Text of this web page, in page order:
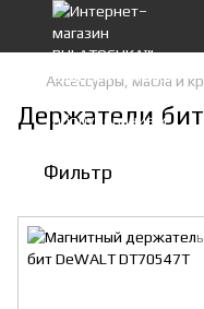
Аксессуары, масла и
Держатели
Фильтр